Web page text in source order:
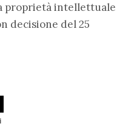
proprietà intellettuale
decisione del 25